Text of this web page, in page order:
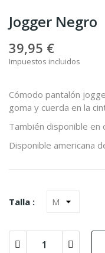
Jogger Negro
39,95 €
Impuestos incluidos
Cómodo pantalón
goma y cuerda en la
También disponible en
Disponible americana
Talla :